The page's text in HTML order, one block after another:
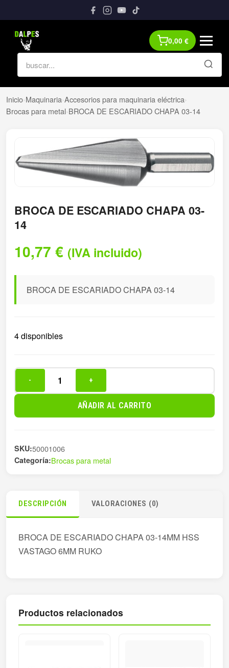
0,00 €
Inicio›Maquinaria›Accesorios para maquinaria eléctrica›
Brocas para metal›BROCA DE ESCARIADO CHAPA 03-14
BROCA DE ESCARIADO CHAPA 03-
14
10,77 € (IVA incluido)
BROCA DE ESCARIADO CHAPA 03-14
4 disponibles
DE
14
cantidad
- +
AÑADIR AL CARRITO
SKU:50001006
Categoría:Brocas para metal
DESCRIPCIÓN VALORACIONES (0)
BROCA DE ESCARIADO CHAPA 03-14MM HSS
VASTAGO 6MM RUKO
Productos relacionados